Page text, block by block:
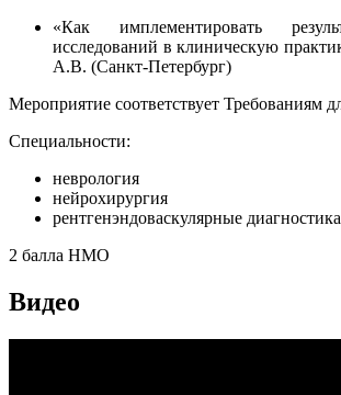
«Как имплементировать
исследований в клиническую
А.В. (Санкт-Петербург)
Мероприятие соответствует Требованиям
Специальности:
неврология
нейрохирургия
рентгенэндоваскулярные
2 балла НМО
Видео